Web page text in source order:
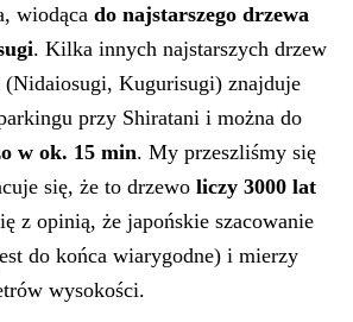
wiodąca do najstarszego drzewa
. Kilka innych najstarszych drzew
(Nidaiosugi, Kugurisugi) znajduje
przy Shiratani i można do
w ok. 15 min. My przeszliśmy się
się, że to drzewo liczy 3000 lat
z opinią, że japońskie szacowanie
do końca wiarygodne) i mierzy
wysokości.